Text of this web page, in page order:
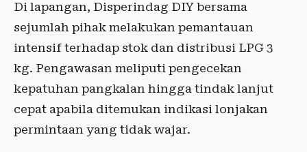
Di lapangan, Disperindag DIY bersama
sejumlah pihak melakukan pemantauan
intensif terhadap stok dan distribusi LPG 3
kg. Pengawasan meliputi pengecekan
kepatuhan pangkalan hingga tindak lanjut
cepat apabila ditemukan indikasi lonjakan
permintaan yang tidak wajar.